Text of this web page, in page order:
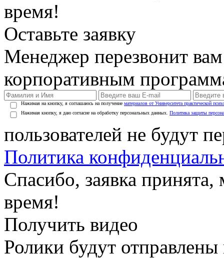
время!
Оставьте заявку
Менеджер перезвонит
корпоративным
Нажимая на кнопку, я соглашаюсь на получение материалов от Университета практической
Нажимая кнопку, я даю согласие на обработку персональных данных. Политика защиты
пользователей не будут
Политика
Спасибо, заявка
время!
Получить видео
Ролики будут